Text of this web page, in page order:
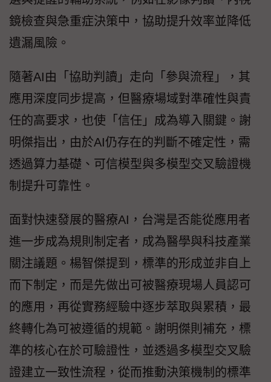
鏡檢查與急重症決策中，協助提升效率並降低
遺漏風險。
隨著AI由「協助判讀」走向「參與流程」，其
應用深度同步提高，但醫療場域對準確性與責
任的高要求，也使「信任」成為導入關鍵。謝
明傑指出，由於AI仍存在的判斷不確定性，需
透過算力基礎、可信模型與多模型交叉驗證機
制提升可靠性。
面對快速發展的醫療AI，台灣是否能從應用者
進一步成為規則制定者，成為醫學與科技產業
關注議題。楊智傑提到，標準的形成並非自上
而下制定，而是先做出可被醫療現場人員認可
的應用，再從實務經驗中逐步萃取與累積，最
終轉化為可被遵循的規範。謝明傑則補充，標
準的核心在於可驗證性，並透過多模型交叉驗
證建立一致性流程，從而推動決策機制的標準